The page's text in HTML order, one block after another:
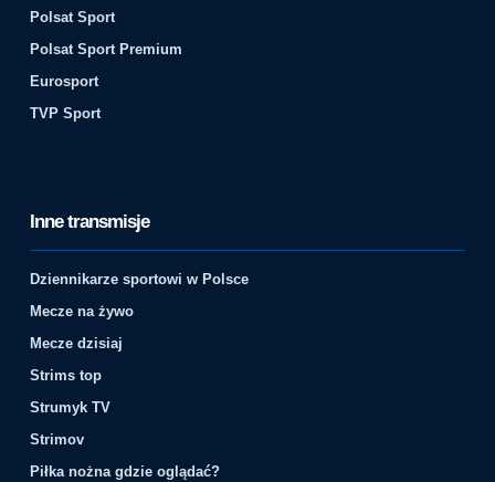
Polsat Sport
Polsat Sport Premium
Eurosport
TVP Sport
Inne transmisje
Dziennikarze sportowi w Polsce
Mecze na żywo
Mecze dzisiaj
Strims top
Strumyk TV
Strimov
Piłka nożna gdzie oglądać?